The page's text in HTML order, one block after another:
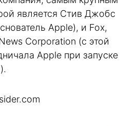
является Стив Джобс
Apple), и Fox,
Corporation (с этой
Apple при запуске